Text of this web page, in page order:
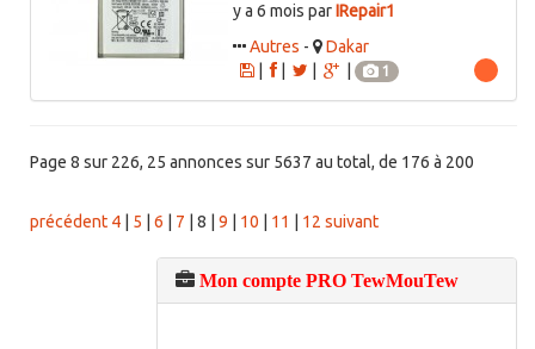
y a 6 mois parIRepair1
Autres -
Dakar
|
1
Page 8 sur 226, 25 annonces sur 5637 au total, de 176 à 200
précédent 4 5 6 7 8 9 10 11 12 suivant
Mon compte PRO TewMouTew